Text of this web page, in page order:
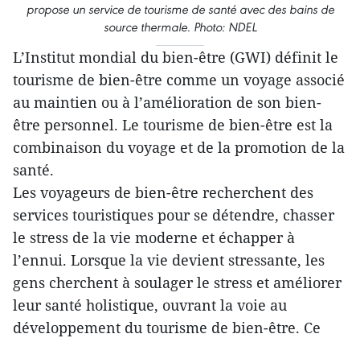
propose un service de tourisme de santé avec des bains de
source thermale. Photo: NDEL
L’Institut mondial du bien-être (GWI) définit le
tourisme de bien-être comme un voyage associé
au maintien ou à l’amélioration de son bien-
être personnel. Le tourisme de bien-être est la
combinaison du voyage et de la promotion de la
santé.
Les voyageurs de bien-être recherchent des
services touristiques pour se détendre, chasser
le stress de la vie moderne et échapper à
l’ennui. Lorsque la vie devient stressante, les
gens cherchent à soulager le stress et améliorer
leur santé holistique, ouvrant la voie au
développement du tourisme de bien-être. Ce